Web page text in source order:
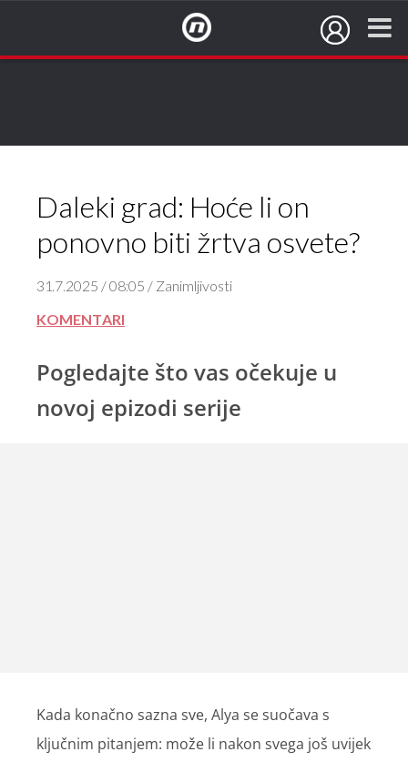
Daleki grad: Hoće li on
ponovno biti žrtva osvete?
31.7.2025 / 08:05 / Zanimljivosti
KOMENTARI
Pogledajte što vas očekuje u
novoj epizodi serije
Kada konačno sazna sve, Alya se suočava s
ključnim pitanjem: može li nakon svega još uvijek